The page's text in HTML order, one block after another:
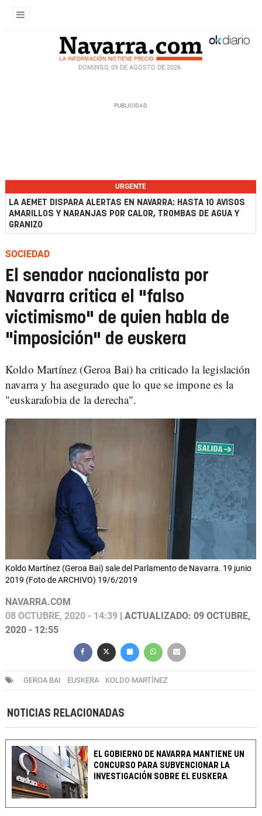
DOMINGO, 09 DE AGOSTO DE 2026
URGENTE
LA AEMET DISPARA ALERTAS EN NAVARRA: HASTA 10 AVISOS
AMARILLOS Y NARANJAS POR CALOR, TROMBAS DE AGUA Y
GRANIZO
SOCIEDAD
El senador nacionalista por
Navarra critica el "falso
victimismo" de quien habla de
"imposición" de euskera
Koldo Martínez (Geroa Bai) ha criticado la legislación
navarra y ha asegurado que lo que se impone es la
"euskarafobia de la derecha".
Koldo Martínez (Geroa Bai) sale del Parlamento de Navarra. 19 junio
2019 (Foto de ARCHIVO) 19/6/2019
NAVARRA.COM
08 OCTUBRE, 2020 - 14:39 | ACTUALIZADO: 09 OCTUBRE,
2020 - 12:55
GEROA BAI EUSKERA KOLDO MARTÍNEZ
NOTICIAS RELACIONADAS
EL GOBIERNO DE NAVARRA MANTIENE UN
CONCURSO PARA SUBVENCIONAR LA
INVESTIGACIÓN SOBRE EL EUSKERA